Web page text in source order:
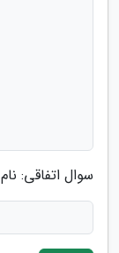
سوال اتفاقی: